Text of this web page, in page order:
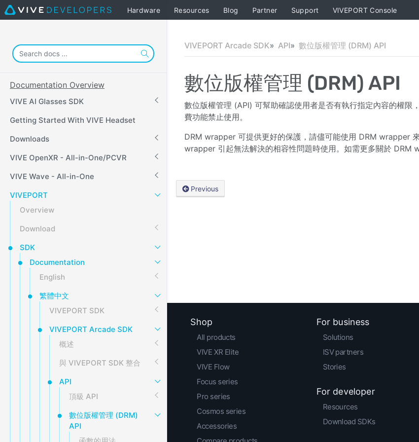
Hardware Resources Blog Partner Support VIVEPORT Console
Documentation Overview
VIVE AI Glasses SDK
Getting Started With VIVE Headset
Downloads
VIVE OpenXR - All-in-One/PCVR
VIVE Wave - All-in-One
VIVEPORT
Overview
Download
SDK
Documentation
English
繁體中文
VIVEPORT SDK
VIVEPORT Arcade SDK
概述
與 VIVEPORT SDK 整合
API
頂級 API
數位版權管理 (DRM)
API
VIVEPORT Arcade SDK API 數位版權管理 (DRM) API
數位版權管理 (DRM) API
數位版權管理 (API) 可幫助確認使用者是否有執行指定內容的權
費功能禁止使用。
DRM wrapper 可提供更好的保護，請儘可能使用 DRM wrapper
wrapper 引起無法解決的相容性問題時使用。如需更多關於 DRM
Previous
Shop
All products
VIVE XR Elite
VIVE Flow
Focus series
Pro series
Cosmos series
Accessories
For business
Solutions
ISV partners
Stories
For developer
Resources
Download SDKs